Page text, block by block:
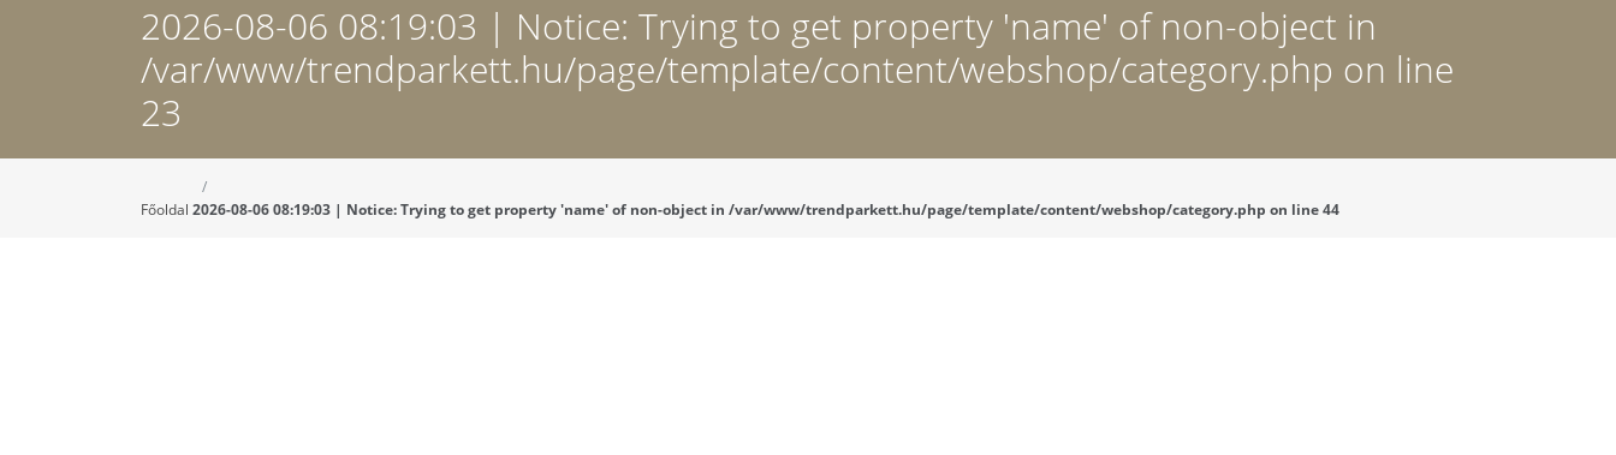
2026-08-06 08:19:03 | Notice: Trying to get property 'name' of non-object in
/var/www/trendparkett.hu/page/template/content/webshop/category.php on line
23
Főoldal 2026-08-06 08:19:03 | Notice: Trying to get property 'name' of non-object in /var/www/trendparkett.hu/page/template/content/webshop/category.php on line 44